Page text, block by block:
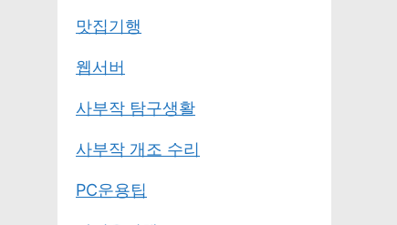
맛집기행
웹서버
사부작 탐구생활
사부작 개조 수리
PC운용팁